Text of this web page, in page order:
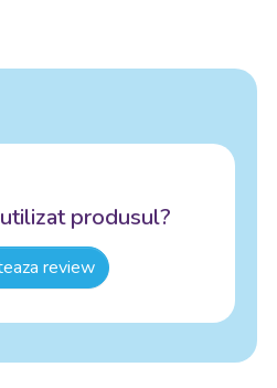
produsul?
review